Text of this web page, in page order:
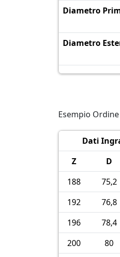
Diametro
Diametro
Esempio Ordine
Dati
Z
D
188
75,2
192
76,8
196
78,4
200
80